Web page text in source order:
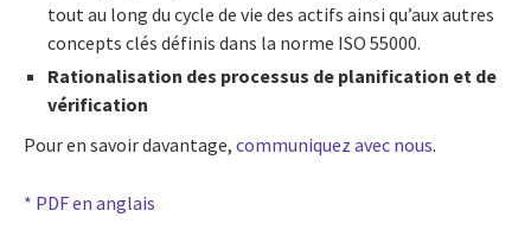
tout au long du cycle de vie des actifs ainsi qu’aux autres
concepts clés définis dans la norme ISO 55000.
Rationalisation des processus de planification et de
vérification
Pour en savoir davantage, communiquez avec nous.
* PDF en anglais